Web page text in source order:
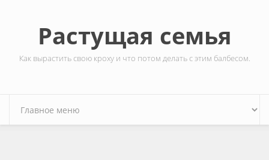
Растущая семья
Как вырастить свою кроху и что потом делать с этим балбесом.